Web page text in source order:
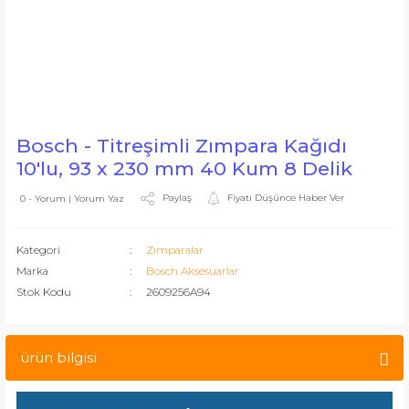
Bosch - Titreşimli Zımpara Kağıdı
10'lu, 93 x 230 mm 40 Kum 8 Delik
0 - Yorum | Yorum Yaz Paylaş Fiyatı Düşünce Haber Ver
Kategori
Zımparalar
Marka
Bosch Aksesuarlar
Stok Kodu
2609256A94
ürün bilgisi